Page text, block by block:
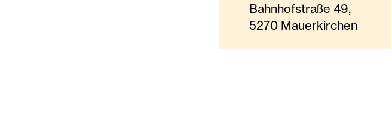
Bahnhofstraße 49,
5270 Mauerkirchen